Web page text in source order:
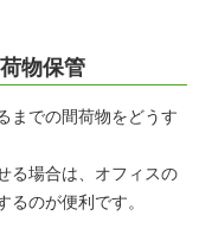
物保管
までの間荷物をどうす
る場合は、オフィスの
のが便利です。